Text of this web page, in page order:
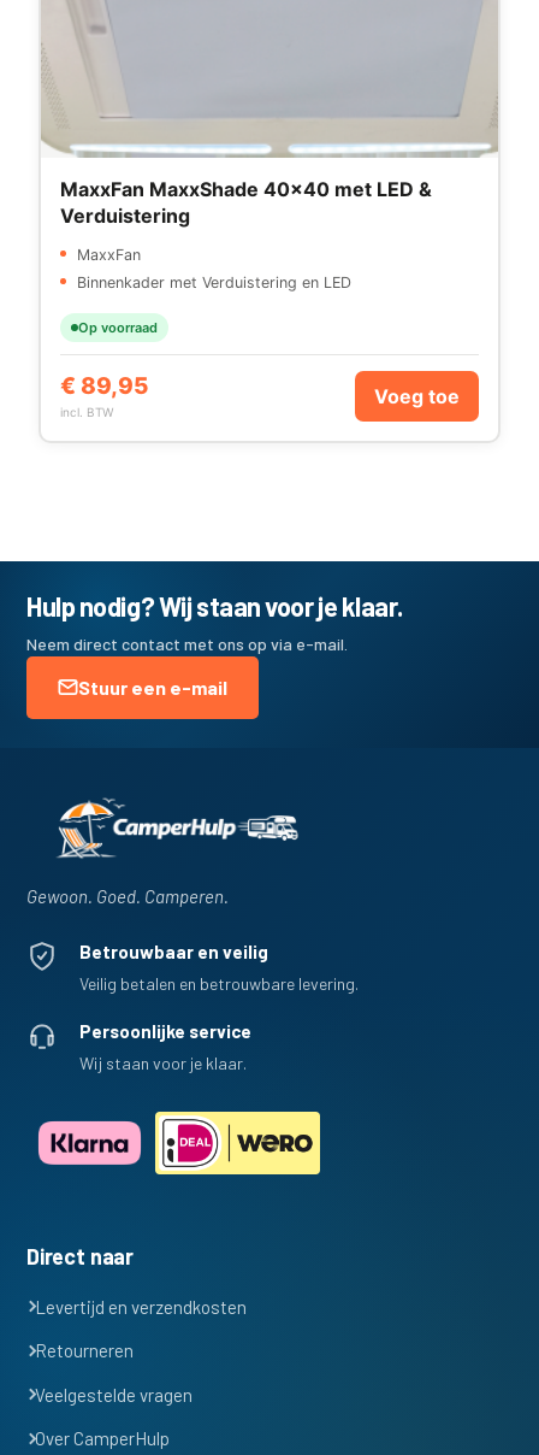
MaxxFan MaxxShade 40×40 met LED &
Verduistering
MaxxFan
Binnenkader met Verduistering en LED
Op voorraad
€ 89,95
incl. BTW
Voeg toe
Hulp nodig? Wij staan voor je klaar.
Neem direct contact met ons op via e-mail.
Stuur een e-mail
Gewoon. Goed. Camperen.
Betrouwbaar en veilig
Veilig betalen en betrouwbare levering.
Persoonlijke service
Wij staan voor je klaar.
Direct naar
Levertijd en verzendkosten
Retourneren
Veelgestelde vragen
Over CamperHulp